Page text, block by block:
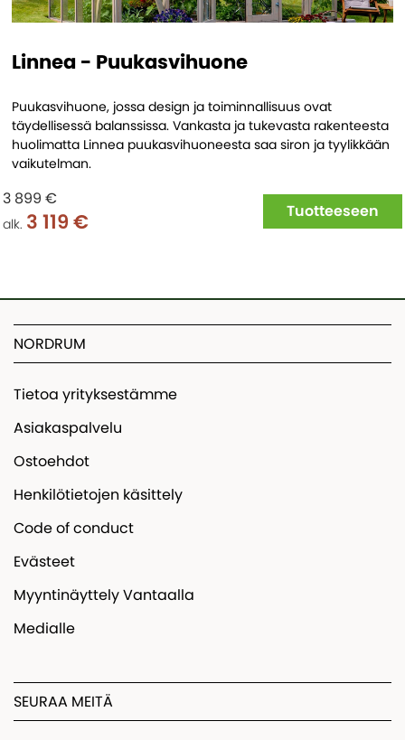
Linnea - Puukasvihuone
Puukasvihuone, jossa design ja toiminnallisuus ovat
täydellisessä balanssissa. Vankasta ja tukevasta rakenteesta
huolimatta Linnea puukasvihuoneesta saa siron ja tyylikkään
vaikutelman.
3 899 €
alk. 3 119 € Tuotteeseen
NORDRUM
Tietoa yrityksestämme
Asiakaspalvelu
Ostoehdot
Henkilötietojen käsittely
Code of conduct
Evästeet
Myyntinäyttely Vantaalla
Medialle
SEURAA MEITÄ